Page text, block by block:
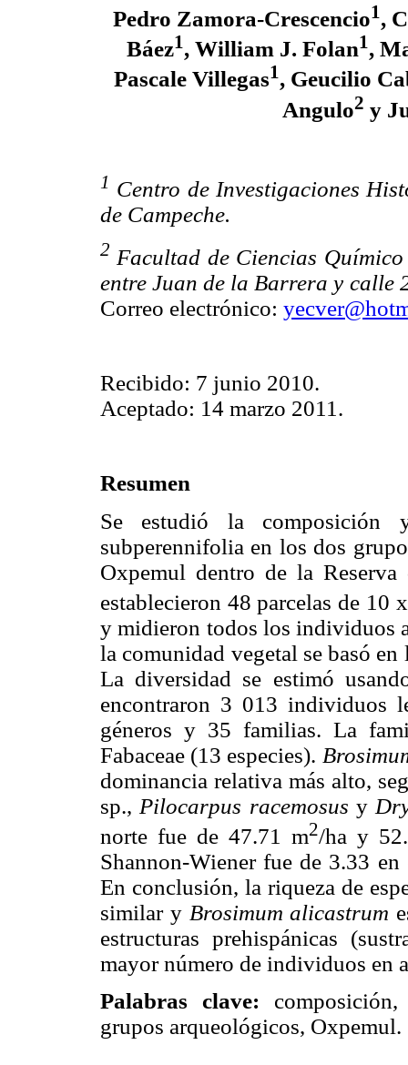
Pedro Zamora-Crescencio1,
Báez1, William J. Folan1,
Pascale Villegas1, Geucilio
Angulo2 y
1 Centro de Investigaciones
de Campeche.
2 Facultad de Ciencias
entre Juan de la Barrera y calle
Correo electrónico:
Recibido: 7 junio 2010.
Aceptado: 14 marzo 2011.
Resumen
Se estudió la composición
subperennifolia en los dos
Oxpemul dentro de la
establecieron 48 parcelas de 10
y midieron todos los individuos
la comunidad vegetal se basó
La diversidad se estimó
encontraron 3 013 individuos
géneros y 35 familias. La
Fabaceae (13 especies).
dominancia relativa más alto,
sp., Pilocarpus racemosus y
norte fue de 47.71 m2/ha y
Shannon-Wiener fue de 3.33
En conclusión, la riqueza de
similar y Brosimum alicastrum
estructuras prehispánicas
mayor número de individuos en
Palabras clave:
grupos arqueológicos, Oxpemul.